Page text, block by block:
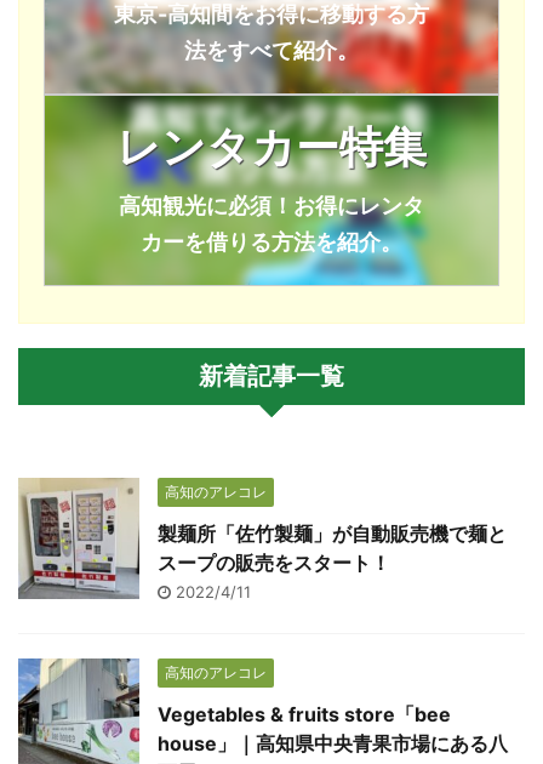
東京-高知間をお得に移動する方
法をすべて紹介。
レンタカー特集
高知観光に必須！お得にレンタ
カーを借りる方法を紹介。
新着記事一覧
高知のアレコレ
製麺所「佐竹製麺」が自動販売機で麺と
スープの販売をスタート！
2022/4/11
高知のアレコレ
Vegetables & fruits store「bee
house」｜高知県中央青果市場にある八